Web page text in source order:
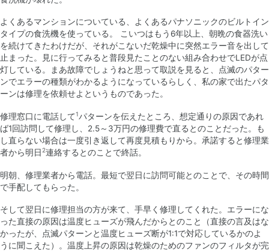
よくあるマンションについている、よくあるパナソニックのビルトイン
タイプの食洗機を使っている。 こいつはもう6年以上、朝晩の食器洗い
を続けてきたわけだが、それがこないだ乾燥中に突然エラー音を出して
止まった。見に行ってみると普段見たことのない組み合わせでLEDが点
灯している。まあ故障でしょうねと思って取説を見ると、点滅のパター
ンでエラーの種類がわかるようになっているらしく、私の家で出たパタ
ーンは修理を依頼せよというものであった。
修理窓口に電話して1パターンを伝えたところ、想定通りの原因であれ
ば1回訪問して修理し、2.5～3万円の修理費で直るとのことだった。も
し直らない場合は一度引き返して再度見積もりから。承諾すると修理業
者から明日 2連絡するとのことで終話。
明朝、修理業者から電話。最短で翌日に訪問可能とのことで、その時間
で手配してもらった。
そして翌日に修理担当の方が来て、手早く修理してくれた。エラーにな
った直接の原因は温度ヒューズが飛んだからとのこと（直接の言及はな
かったが、点滅パターンと温度ヒューズ断が1:1で対応しているかのよ
うに聞こえた）。温度上昇の原因は乾燥のためのファンのフィルタが完